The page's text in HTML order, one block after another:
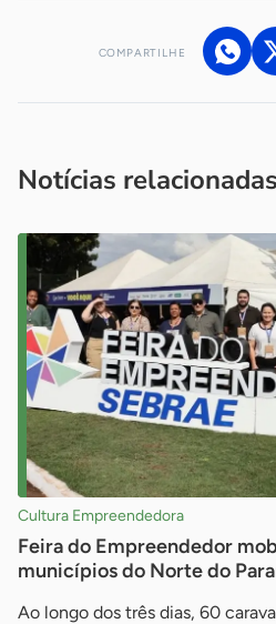
COMPARTILHE
Notícias relacionadas
Cultura Empreendedora
Feira do Empreendedor
municípios do Norte do
Ao longo dos três dias, 60